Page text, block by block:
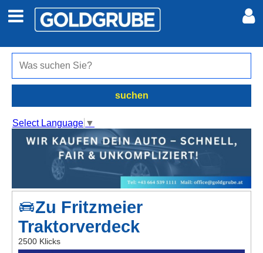
Auto + Motor
Jobs
Marktplatz
Erotik
Auktionen
jetzt inserieren
Meine Inserate
Anmelden
suchen
Select Language ▼
Zu Fritzmeier
Traktorverdeck
2500 Klicks